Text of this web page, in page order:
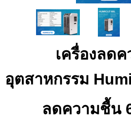
เครื่องลด
อุตสาหกรรม
ลดความชื้น